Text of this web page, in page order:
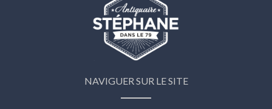
NAVIGUER SUR LE SITE